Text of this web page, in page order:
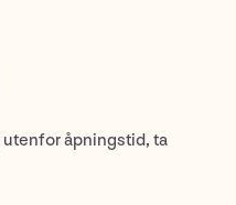
åpningstid, ta